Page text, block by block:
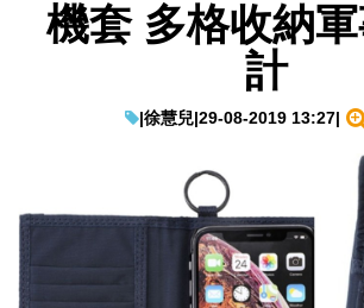
科技焦點
IT Times
生成式AI與雲端應用
機套 多格收納
計
|徐慧兒|29-08-2019 13:27|